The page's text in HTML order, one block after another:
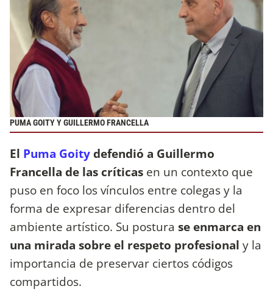
PUMA GOITY Y GUILLERMO FRANCELLA
El Puma Goitydefendió a Guillermo
Francella de las críticas en un contexto que
puso en foco los vínculos entre colegas y la
forma de expresar diferencias dentro del
ambiente artístico. Su postura se enmarca en
una mirada sobre el respeto profesional y la
importancia de preservar ciertos códigos
compartidos.